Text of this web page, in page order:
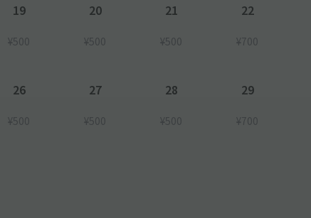
19
¥500
20
¥500
21
¥500
22
¥700
26
¥500
27
¥500
28
¥500
29
¥700